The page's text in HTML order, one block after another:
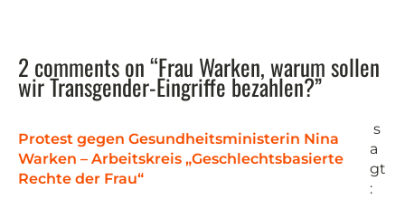
2 comments on “Frau Warken, warum sollen
wir Transgender-Eingriffe bezahlen?”
Protest gegen Gesundheitsministerin Nina
Warken – Arbeitskreis „Geschlechtsbasierte
Rechte der Frau“
s
a
gt
: